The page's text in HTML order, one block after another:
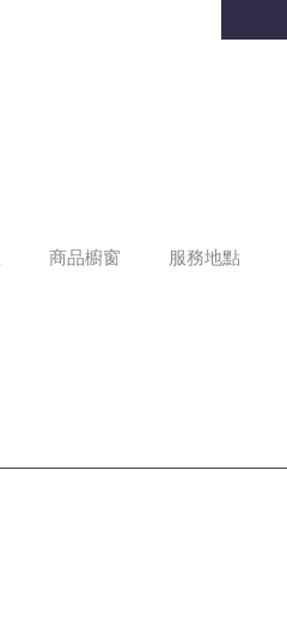
商品櫥窗 服務地點